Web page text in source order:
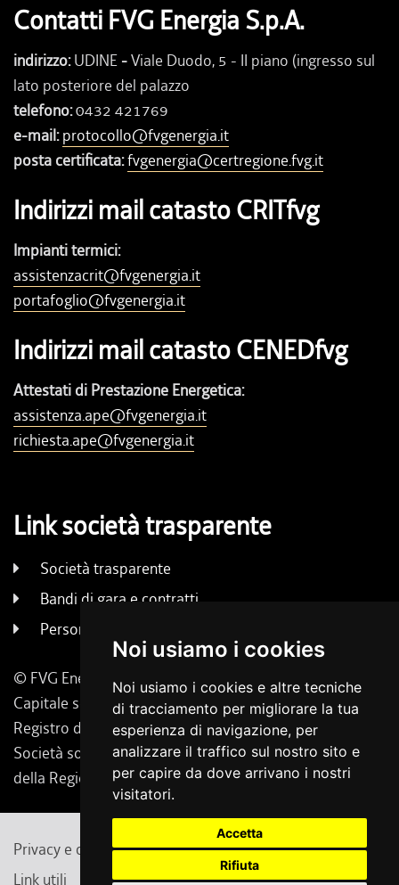
Noi usiamo i cookies
Noi usiamo i cookies e altre tecniche
di tracciamento per migliorare la tua
esperienza di navigazione, per
analizzare il traffico sul nostro sito e
per capire da dove arrivano i nostri
visitatori.
Accetta
Rifiuta
Contatti FVG Energia S.p.A.
indirizzo:UDINE -Viale Duodo, 5 - II piano (ingresso sul
lato posteriore del palazzo
telefono:0432 421769
e-mail:protocollo@fvgenergia.it
posta certificata:fvgenergia@certregione.fvg.it
Indirizzi mail catasto CRITfvg
Impianti termici:
assistenzacrit@fvgenergia.it
portafoglio@fvgenergia.it
Indirizzi mail catasto CENEDfvg
Attestati di Prestazione Energetica:
assistenza.ape@fvgenergia.it
richiesta.ape@fvgenergia.it
Link società trasparente
Società trasparente
Bandi di gara e contratti
Persone e uffici
© FVG Energia S.p.A. - Tutti i diritti riservati
Capitale sociale 130.000 € i.v. | Codice Fiscale, Iscrizione
Registro delle Imprese di Udine 02431160304
Società soggetta a direzione e coordinamento da parte
della Regione Friuli Venezia Giulia.
Privacy e cambio preferenze cookie
Note legali
Link utili
Contatti Feedback